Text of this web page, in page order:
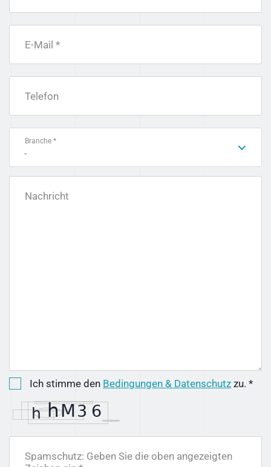
E-Mail *
Telefon
Branche *
-
Nachricht
Ich stimme den Bedingungen & Datenschutz zu. *
Spamschutz: Geben Sie die oben angezeigten